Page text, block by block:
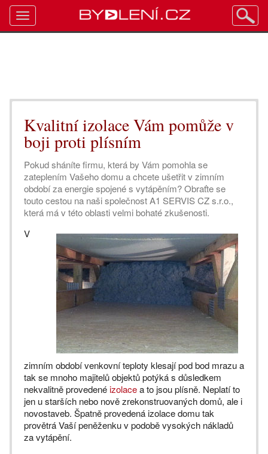
Kvalitní izolace Vám pomůže v
boji proti plísním
Pokud sháníte firmu, která by Vám pomohla se
zateplením Vašeho domu a chcete ušetřit v zimním
období za energie spojené s vytápěním? Obraťte se
touto cestou na naši společnost A1 SERVIS CZ s.r.o.,
která má v této oblasti velmi bohaté zkušenosti.
V
zimním období venkovní teploty klesají pod bod mrazu a
tak se mnoho majitelů objektů potýká s důsledkem
nekvalitně provedené izolacea to jsou plísně. Neplatí to
jen u starších nebo nově zrekonstruovaných domů, ale i
novostaveb. Špatně provedená izolace domu tak
provětrá Vaší peněženku v podobě vysokých nákladů
za vytápění.
Toggle
navigation